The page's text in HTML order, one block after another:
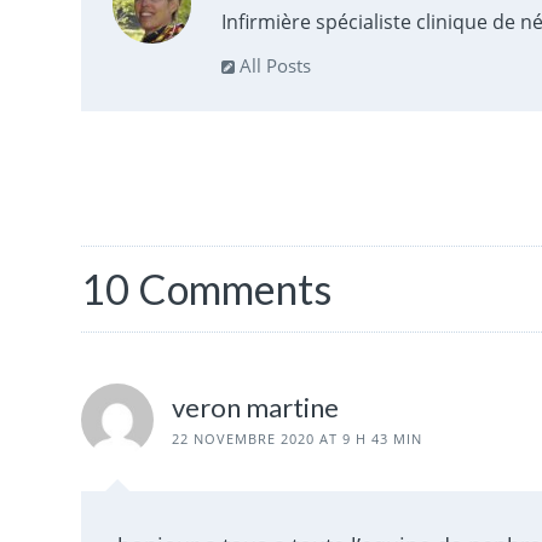
Infirmière spécialiste clinique de
All Posts
10 Comments
veron martine
22 NOVEMBRE 2020 AT 9 H 43 MIN